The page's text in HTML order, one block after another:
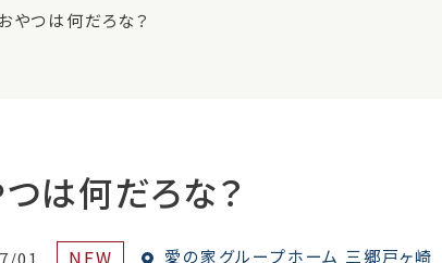
おやつは何だろな？
は何だろな？
01 NEW 愛の家グループホーム 三郷戸ヶ崎